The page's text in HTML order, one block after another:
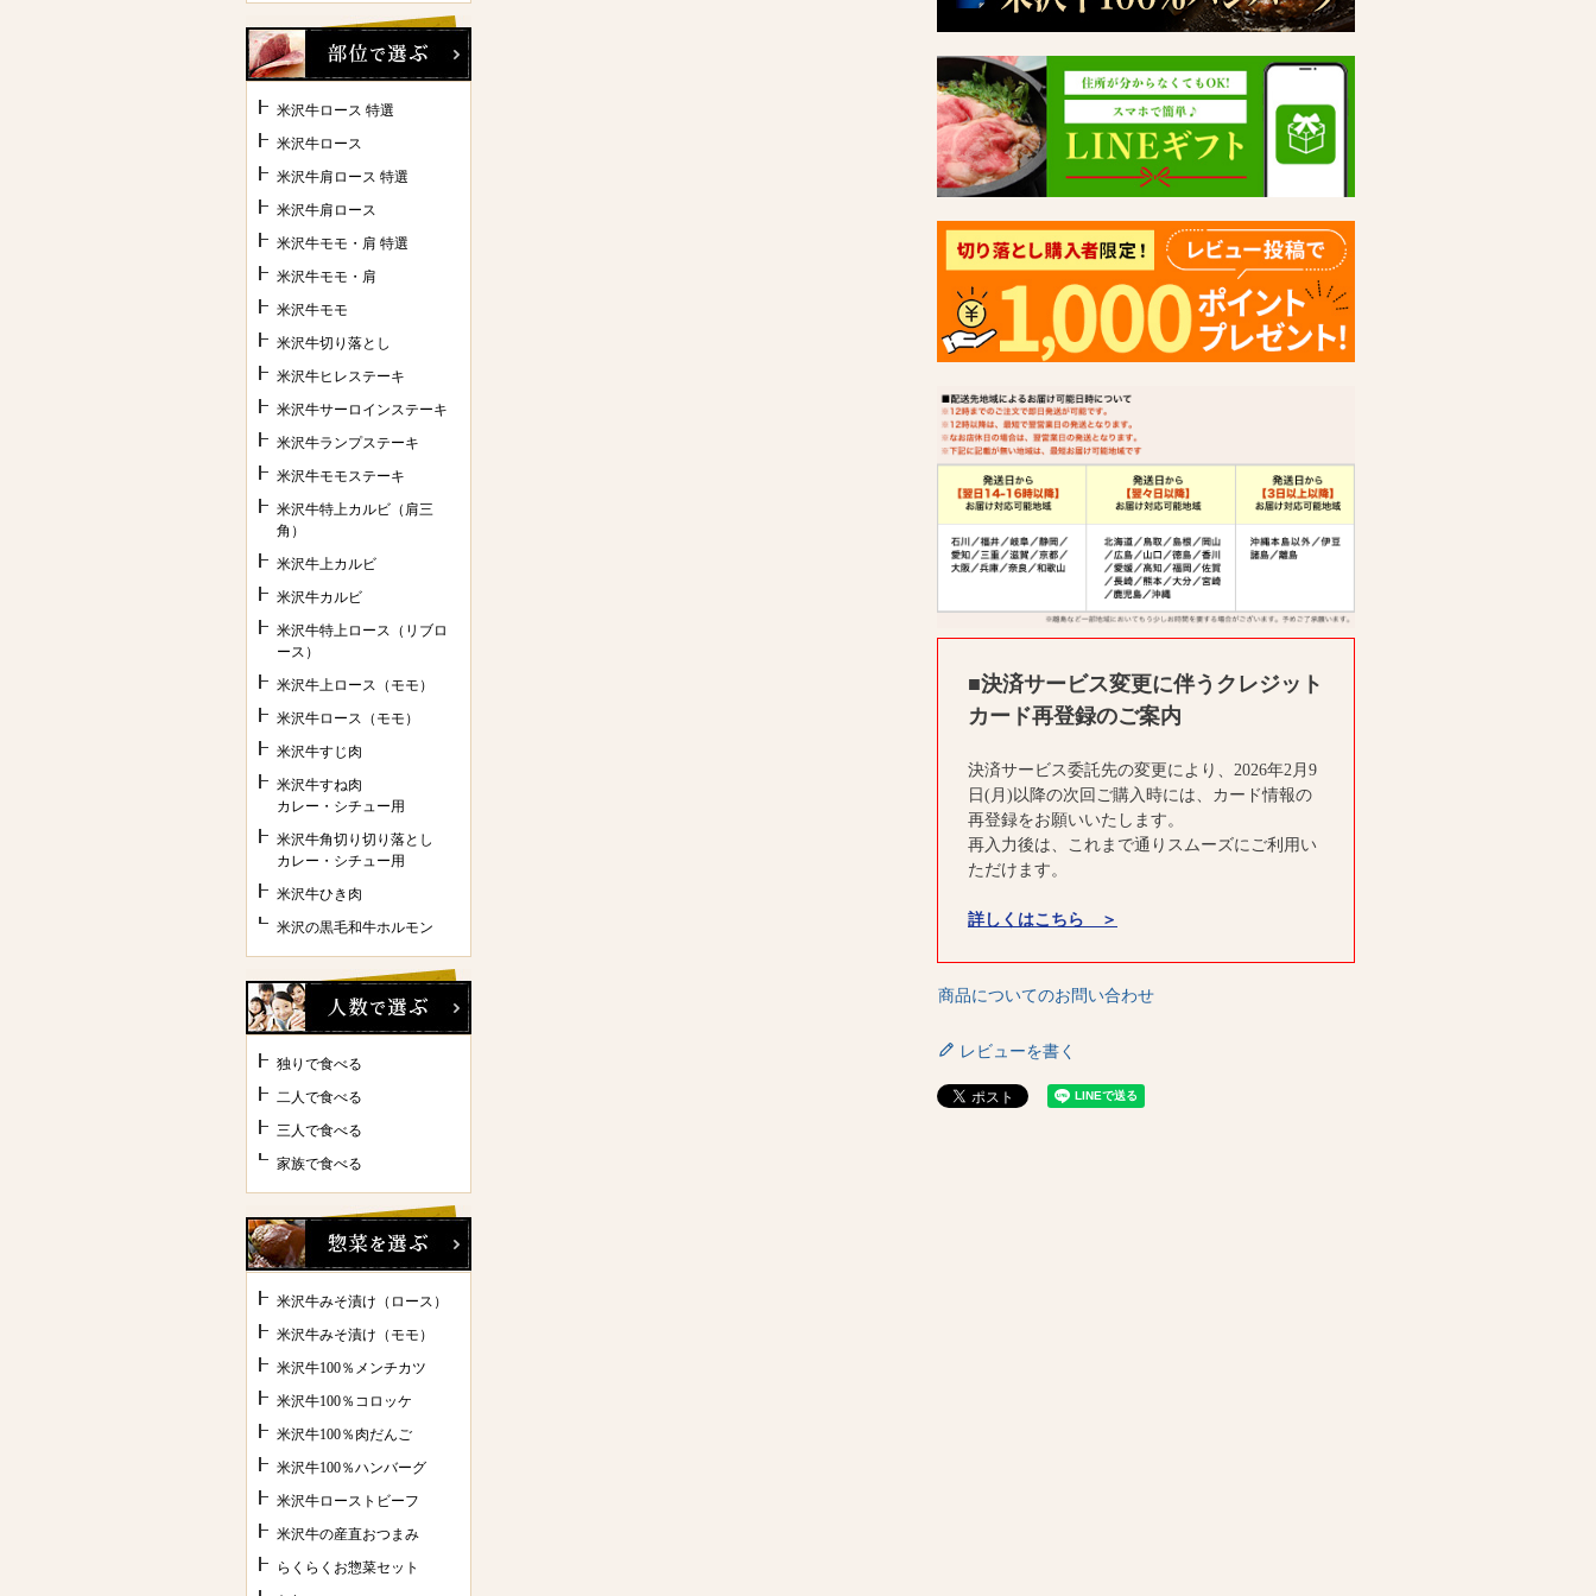
米沢牛ロース 特選
米沢牛ロース
米沢牛肩ロース 特選
米沢牛肩ロース
米沢牛モモ・肩 特選
米沢牛モモ・肩
米沢牛モモ
米沢牛切り落とし
米沢牛ヒレステーキ
米沢牛サーロインステーキ
米沢牛ランプステーキ
米沢牛モモステーキ
米沢牛特上カルビ（肩三
角）
米沢牛上カルビ
米沢牛カルビ
米沢牛特上ロース（リブロ
ース）
米沢牛上ロース（モモ）
米沢牛ロース（モモ）
米沢牛すじ肉
米沢牛すね肉
カレー・シチュー用
米沢牛角切り切り落とし
カレー・シチュー用
米沢牛ひき肉
米沢の黒毛和牛ホルモン
独りで食べる
二人で食べる
三人で食べる
家族で食べる
米沢牛みそ漬け（ロース）
米沢牛みそ漬け（モモ）
米沢牛100％メンチカツ
米沢牛100％コロッケ
米沢牛100％肉だんご
米沢牛100％ハンバーグ
米沢牛ローストビーフ
米沢牛の産直おつまみ
らくらくお惣菜セット
■決済サービス変更に伴うクレジット
カード再登録のご案内
決済サービス委託先の変更により、2026年2月9
日(月)以降の次回ご購入時には、カード情報の
再登録をお願いいたします。
再入力後は、これまで通りスムーズにご利用い
ただけます。
詳しくはこちら ＞
商品についてのお問い合わせ
レビューを書く